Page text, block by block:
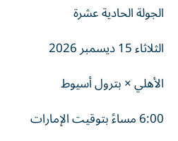
الجولة الحادية عشرة
الثلاثاء 15 ديسمبر 2026
الأهلي × بترول أسيوط
6:00 مساءً بتوقيت الإمارات